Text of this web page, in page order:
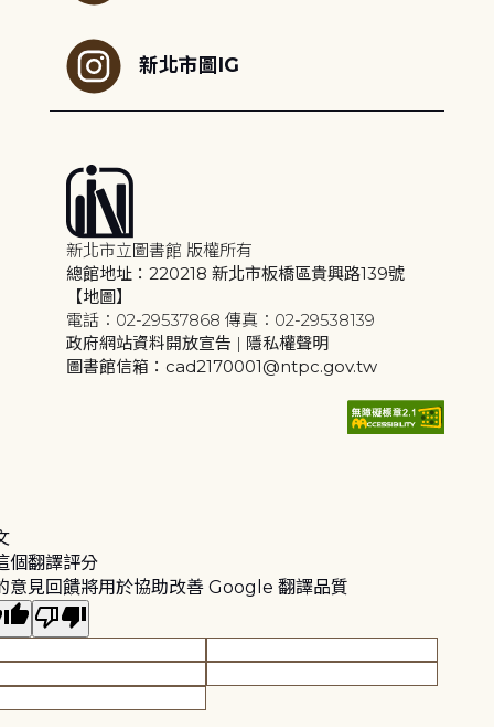
新北市圖IG
新北市立圖書館 版權所有
總館地址：220218 新北市板橋區貴興路139號
【地圖】
電話：02-29537868 傳真：02-29538139
政府網站資料開放宣告 | 隱私權聲明
圖書館信箱：cad2170001@ntpc.gov.tw
個翻譯評分
意見回饋將用於協助改善 Google 翻譯品質